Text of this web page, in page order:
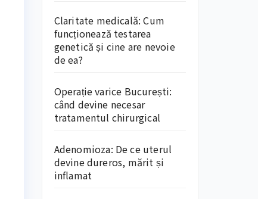
Claritate medicală: Cum
funcționează testarea
genetică și cine are nevoie
de ea?
Operație varice București:
când devine necesar
tratamentul chirurgical
Adenomioza: De ce uterul
devine dureros, mărit și
inflamat